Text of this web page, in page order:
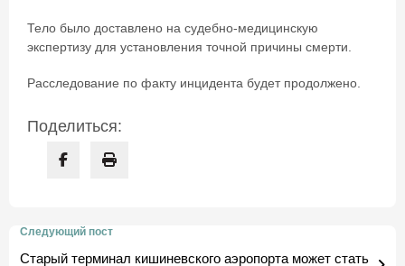
Тело было доставлено на судебно-медицинскую
экспертизу для установления точной причины смерти.
Расследование по факту инцидента будет продолжено.
Поделиться:
Следующий пост
Старый терминал кишиневского аэропорта может стать